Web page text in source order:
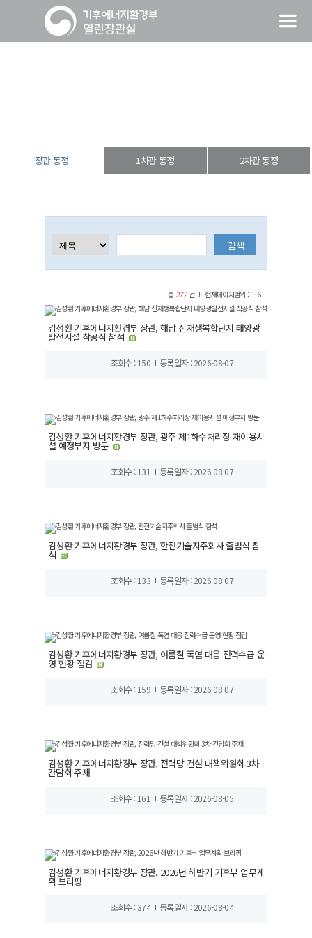
장관 동정 1차관 동정 2차관 동정
총272건 현재페이지범위 : 1-6
김성환 기후에너지환경부 장관, 해남 신재생복합단지 태양광
발전시설 착공식 참석
조회수 : 150 등록일자 : 2026-08-07
김성환 기후에너지환경부 장관, 광주 제1하수처리장 재이용시
설 예정부지 방문
조회수 : 131 등록일자 : 2026-08-07
김성환 기후에너지환경부 장관, 한전기술지주회사 출범식 참
석
조회수 : 133 등록일자 : 2026-08-07
김성환 기후에너지환경부 장관, 여름철 폭염 대응 전력수급 운
영 현황 점검
조회수 : 159 등록일자 : 2026-08-07
김성환 기후에너지환경부 장관, 전력망 건설 대책위원회 3차
간담회 주재
조회수 : 161 등록일자 : 2026-08-05
김성환 기후에너지환경부 장관, 2026년 하반기 기후부 업무계
획 브리핑
조회수 : 374 등록일자 : 2026-08-04